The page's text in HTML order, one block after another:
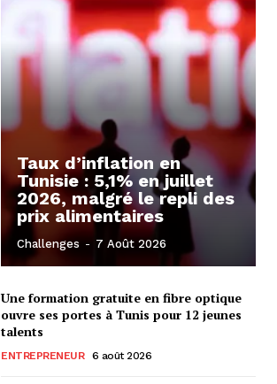
Taux d’inflation en
Tunisie : 5,1% en juillet
2026, malgré le repli des
prix alimentaires
Challenges - 7 Août 2026
Une formation gratuite en fibre optique
ouvre ses portes à Tunis pour 12 jeunes
talents
ENTREPRENEUR 6 août 2026